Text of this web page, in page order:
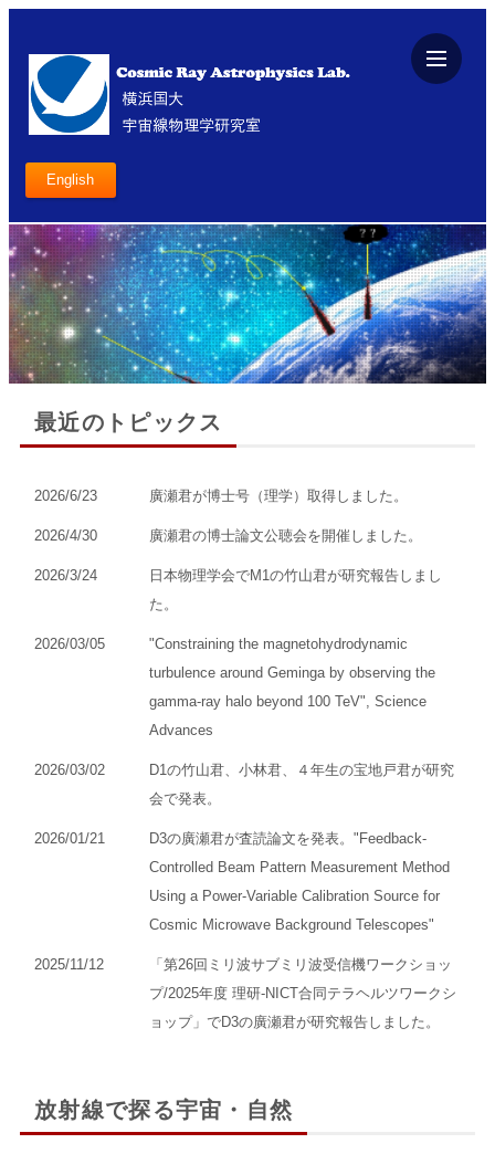
English
最近のトピックス
2026/6/23 廣瀬君が博士号（理学）取得しました。
2026/4/30 廣瀬君の博士論文公聴会を開催しました。
2026/3/24
日本物理学会でM1の竹山君が研究報告しまし
た。
2026/03/05
"Constraining the magnetohydrodynamic
turbulence around Geminga by observing the
gamma-ray halo beyond 100 TeV", Science
Advances
2026/03/02
D1の竹山君、小林君、４年生の宝地戸君が研究
会で発表。
2026/01/21
D3の廣瀬君が査読論文を発表。"Feedback-
Controlled Beam Pattern Measurement Method
Using a Power-Variable Calibration Source for
Cosmic Microwave Background Telescopes"
2025/11/12
「第26回ミリ波サブミリ波受信機ワークショッ
プ/2025年度 理研-NICT合同テラヘルツワークシ
ョップ」でD3の廣瀬君が研究報告しました。
放射線で探る宇宙・自然